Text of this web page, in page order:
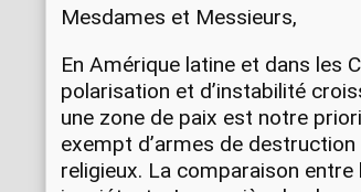
Mesdames et Messieurs,
En Amérique latine et dans les
polarisation et d’instabilité
une zone de paix est notre
exempt d’armes de
religieux. La comparaison